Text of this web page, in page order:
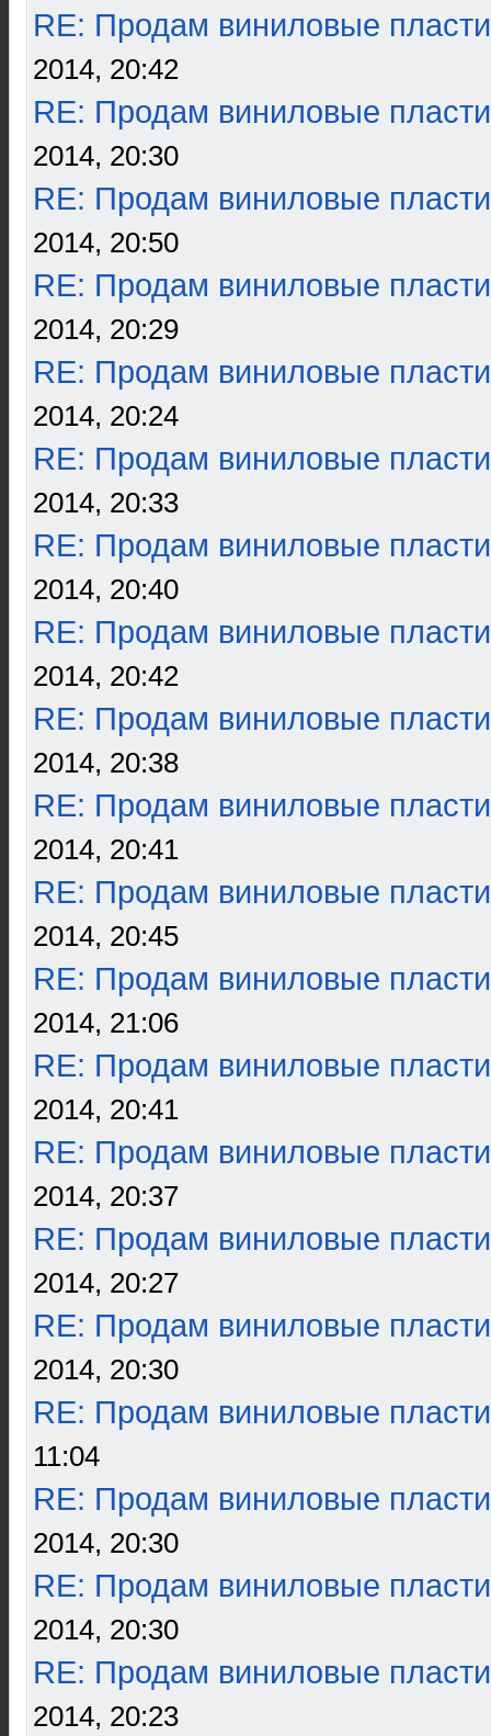
RE: Продам виниловые
2014, 20:42
RE: Продам виниловые
2014, 20:30
RE: Продам виниловые
2014, 20:50
RE: Продам виниловые
2014, 20:29
RE: Продам виниловые
2014, 20:24
RE: Продам виниловые
2014, 20:33
RE: Продам виниловые
2014, 20:40
RE: Продам виниловые
2014, 20:42
RE: Продам виниловые
2014, 20:38
RE: Продам виниловые
2014, 20:41
RE: Продам виниловые
2014, 20:45
RE: Продам виниловые
2014, 21:06
RE: Продам виниловые
2014, 20:41
RE: Продам виниловые
2014, 20:37
RE: Продам виниловые
2014, 20:27
RE: Продам виниловые
2014, 20:30
RE: Продам виниловые
11:04
RE: Продам виниловые
2014, 20:30
RE: Продам виниловые
2014, 20:30
RE: Продам виниловые
2014, 20:23